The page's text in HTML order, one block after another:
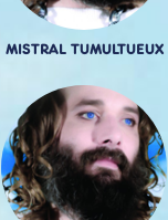
MISTRAL TUMULTUEUX